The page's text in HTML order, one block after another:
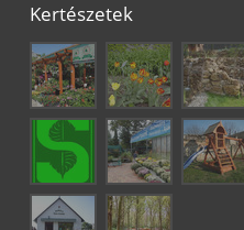
Kertészetek